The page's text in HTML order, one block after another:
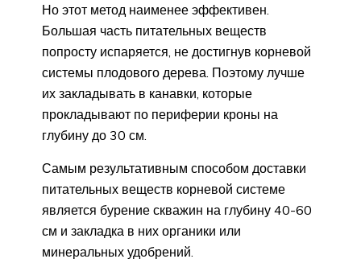
Но этот метод наименее эффективен.
Большая часть питательных веществ
попросту испаряется, не достигнув корневой
системы плодового дерева. Поэтому лучше
их закладывать в канавки, которые
прокладывают по периферии кроны на
глубину до 30 см.
Самым результативным способом доставки
питательных веществ корневой системе
является бурение скважин на глубину 40-60
см и закладка в них органики или
минеральных удобрений.